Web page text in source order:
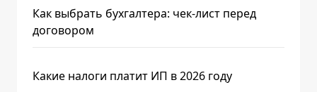
Как выбрать бухгалтера: чек-лист перед
договором
Какие налоги платит ИП в 2026 году